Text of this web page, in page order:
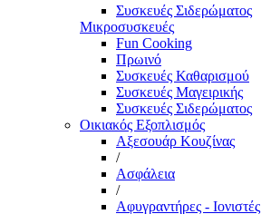
Συσκευές Σιδερώματος
Μικροσυσκευές
Fun Cooking
Πρωινό
Συσκευές Καθαρισμού
Συσκευές Μαγειρικής
Συσκευές Σιδερώματος
Οικιακός Εξοπλισμός
Αξεσουάρ Κουζίνας
/
Ασφάλεια
/
Αφυγραντήρες - Ιονιστές